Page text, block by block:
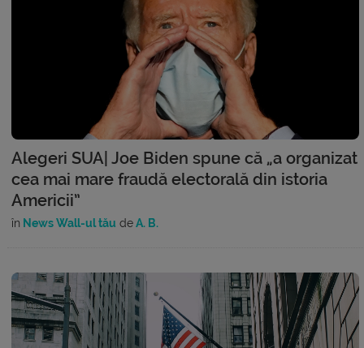
Alegeri SUA| Joe Biden spune că „a organizat
cea mai mare fraudă electorală din istoria
Americii”
în News Wall-ul tău deA. B.